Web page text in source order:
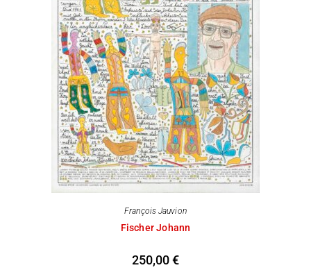
François Jauvion
Fischer Johann
250,00€